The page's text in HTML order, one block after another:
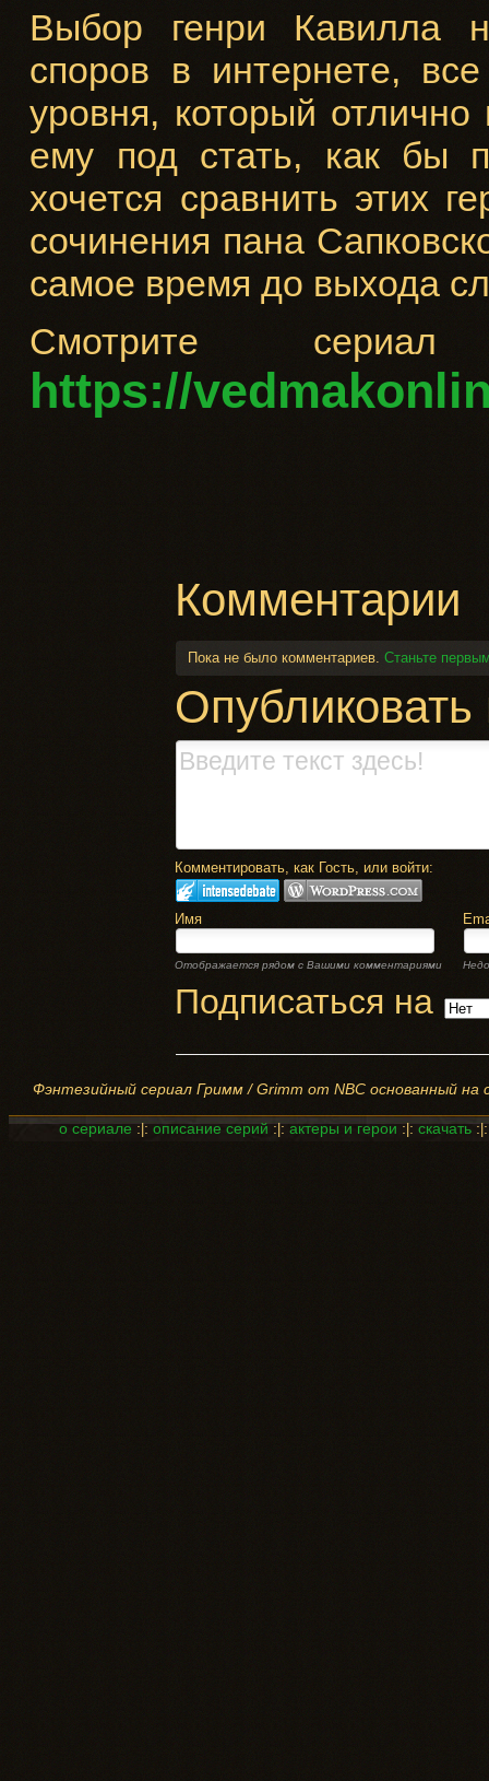
Выбор генри Кавилла
споров в интернете,
уровня, который
ему под стать, как бы
хочется сравнить этих
сочинения пана
самое время до выхода
Смотрите
https://
Комментарии
Пока не было комментариев.Станьте
Комментировать, как Гость, или войти:
Имя
Отображается рядом с Вашими комментариями
Подписаться на
Фэнтезийный сериал Гримм / Grimm от NBC основанный
о сериале:|:описание серий:|:актеры и герои:|:скачать:|